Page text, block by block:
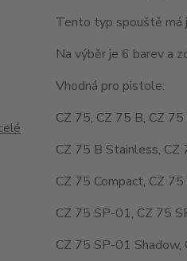
Tento typ spouště má
Na výběr je 6 barev a
Vhodná pro pistole:
CZ 75, CZ 75 B, CZ
CZ 75 B Stainless, CZ
CZ 75 Compact, CZ 75
CZ 75 SP-01, CZ 75
CZ 75 SP-01 Shadow,